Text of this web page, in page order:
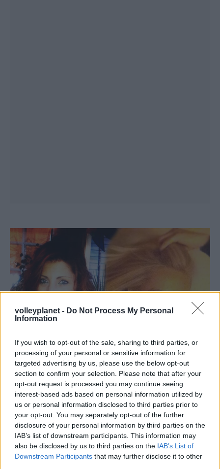
volleyplanet - Do Not Process My Personal
Information
If you wish to opt-out of the sale, sharing to third parties, or
processing of your personal or sensitive information for
targeted advertising by us, please use the below opt-out
section to confirm your selection. Please note that after your
opt-out request is processed you may continue seeing
interest-based ads based on personal information utilized by
us or personal information disclosed to third parties prior to
your opt-out. You may separately opt-out of the further
disclosure of your personal information by third parties on the
IAB’s list of downstream participants. This information may
also be disclosed by us to third parties on the IAB’s List of
Downstream Participants that may further disclose it to other
Α1 ΑΝΔΡΩΝ 21/12/2014
Μόνες τους και όλοι τους
Στη σημερινή αναμέτρηση ΜΕΝΤ-ΑΕΚ στο κλειστό της
Τούμπας, (18.00) το ενδιαφέρον και η κρισιμότητα του
αγώνα είναι μεγάλο, ωστόσο δυο κυρίες στους πάγκους, οι
team managers των ομάδων, Μαρία Κρυωνά και Ματίνα
Ευγενίου είναι βέβαο πως με την εντυπωσαική τους
παρουσία θα κλέψουν αρκετή από τη λάμψη των